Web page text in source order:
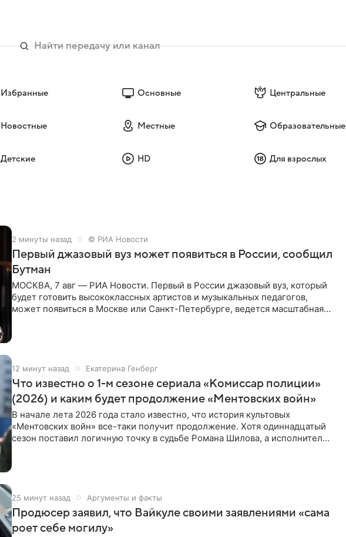
Избранные Основные Центральные
Новостные Местные Образовательные
Детские HD Для взрослых
2 минуты назад © РИА Новости
Первый джазовый вуз может появиться в России, сообщил
Бутман
МОСКВА, 7 авг — РИА Новости. Первый в России джазовый вуз, который
будет готовить высококлассных артистов и музыкальных педагогов,
может появиться в Москве или Санкт-Петербурге, ведется масштабная
12 минут назад Екатерина Генберг
Что известно о 1-м сезоне сериала «Комиссар полиции»
(2026) и каким будет продолжение «Ментовских войн»
В начале лета 2026 года стало известно, что история культовых
«Ментовских войн» все-таки получит продолжение. Хотя одиннадцатый
сезон поставил логичную точку в судьбе Романа Шилова, а исполнитель
25 минут назад Аргументы и факты
Продюсер заявил, что Вайкуле своими заявлениями «сама
роет себе могилу»